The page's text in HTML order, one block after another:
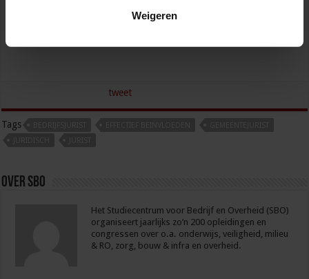
Weigeren
tweet
Tags
Over sbo
Het Studiecentrum voor Bedrijf en Overheid (SBO)
organiseert jaarlijks zo’n 200 opleidingen en
congressen over o.a. onderwijs, veiligheid, milieu
& RO, zorg, bouw & infra en overheid.